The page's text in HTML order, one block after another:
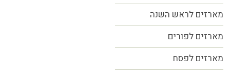
מארזים לראש השנה
מארזים לפורים
מארזים לפסח